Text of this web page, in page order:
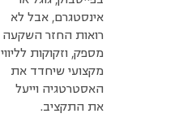
אינסטגרם, אבל לא
רואות החזר השקעה
מספק, וזקוקות לליווי
מקצועי שיחדד את
האסטרטגיה וייעל
את התקציב.